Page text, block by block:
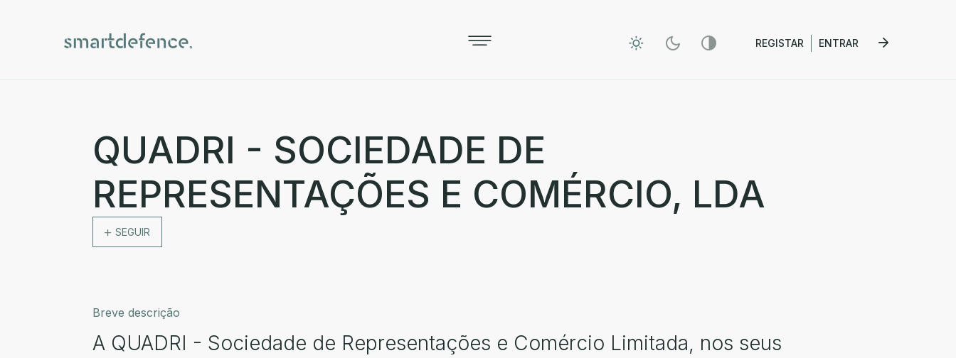
REGISTAR ENTRAR
QUADRI - SOCIEDADE DE
REPRESENTAÇÕES E COMÉRCIO, LDA
SEGUIR
Breve descrição
A QUADRI - Sociedade de Representações e Comércio Limitada, nos seus